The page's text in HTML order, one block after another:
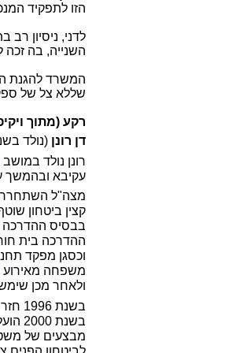
הזו לתפקיד
לדני, ניסיון
השנייה, בה
המשרד להגנת
שללא צל של ספק
רקע (מתוך
דן רונן (נולד
רונן נולד במושב
עקיבא ובהמשך
קצין ביטחון
בבסיס ההדרכה
משפחה מאירוע
ולאחר מכן שימש קצין אג"מ של